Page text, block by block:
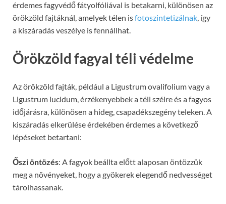
érdemes fagyvédő fátyolfóliával is betakarni, különösen az
örökzöld fajtáknál, amelyek télen isfotoszintetizálnak, így
a kiszáradás veszélye is fennállhat.
Örökzöld fagyal téli védelme
Az örökzöld fajták, például a Ligustrum ovalifolium vagy a
Ligustrum lucidum, érzékenyebbek a téli szélre és a fagyos
időjárásra, különösen a hideg, csapadékszegény teleken. A
kiszáradás elkerülése érdekében érdemes a következő
lépéseket betartani:
Őszi öntözés: A fagyok beállta előtt alaposan öntözzük
meg a növényeket, hogy a gyökerek elegendő nedvességet
tárolhassanak.